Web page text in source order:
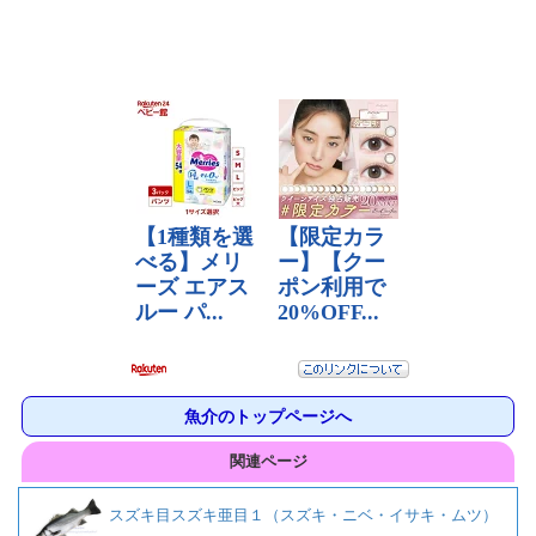
魚介のトップページへ
関連ページ
スズキ目スズキ亜目１（スズキ・ニベ・イサキ・ムツ）